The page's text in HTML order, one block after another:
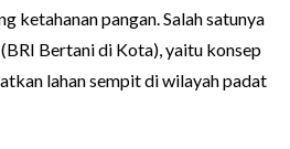
ketahanan pangan. Salah satunya
Bertani di Kota), yaitu konsep
lahan sempit di wilayah padat